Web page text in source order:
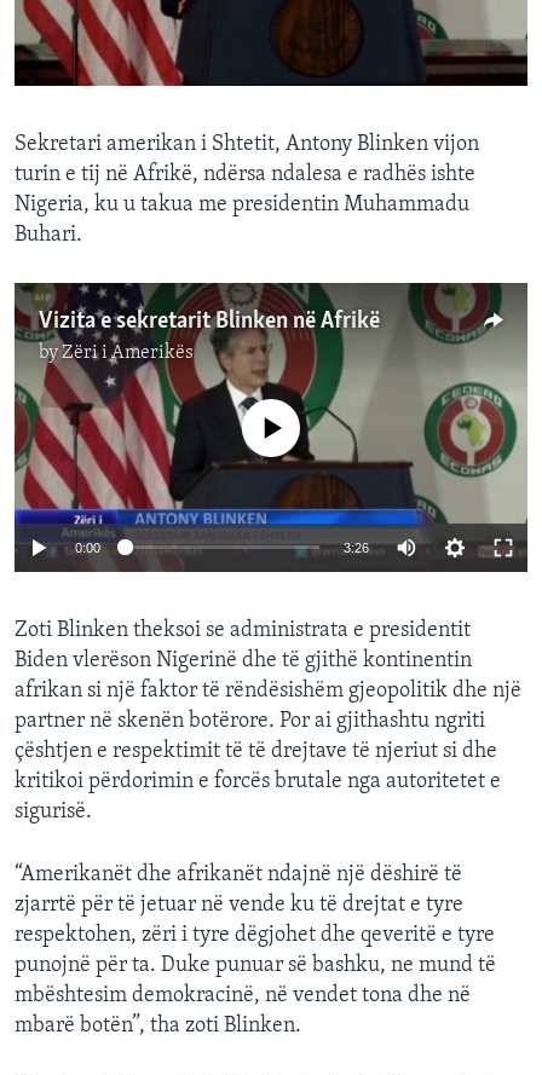
INTERVISTA
DITARI
Sekretari amerikan i Shtetit, Antony Blinken vijon
turin e tij në Afrikë, ndërsa ndalesa e radhës ishte
Nigeria, ku u takua me presidentin Muhammadu
Buhari.
Vizita e sekretarit Blinken në Afrikë
byZëri i Amerikës
No media source currently available
0:00 3:26
Zoti Blinken theksoi se administrata e presidentit
Biden vlerëson Nigerinë dhe të gjithë kontinentin
afrikan si një faktor të rëndësishëm gjeopolitik dhe një
partner në skenën botërore. Por ai gjithashtu ngriti
çështjen e respektimit të të drejtave të njeriut si dhe
kritikoi përdorimin e forcës brutale nga autoritetet e
sigurisë.
“Amerikanët dhe afrikanët ndajnë një dëshirë të
zjarrtë për të jetuar në vende ku të drejtat e tyre
respektohen, zëri i tyre dëgjohet dhe qeveritë e tyre
punojnë për ta. Duke punuar së bashku, ne mund të
mbështesim demokracinë, në vendet tona dhe në
mbarë botën”, tha zoti Blinken.